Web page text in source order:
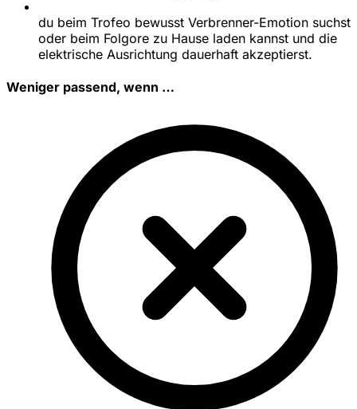
du beim Trofeo bewusst Verbrenner-Emotion suchst
oder beim Folgore zu Hause laden kannst und die
elektrische Ausrichtung dauerhaft akzeptierst.
Weniger passend, wenn …